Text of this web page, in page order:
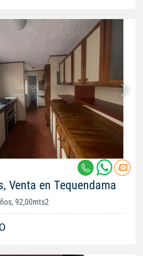
Venta en Tequendama
92,00mts2